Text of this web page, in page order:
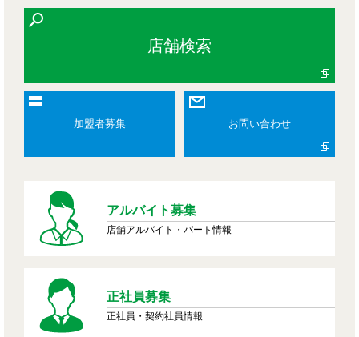
店舗検索
加盟者募集 お問い合わせ
アルバイト募集
店舗アルバイト・パート情報
正社員募集
正社員・契約社員情報